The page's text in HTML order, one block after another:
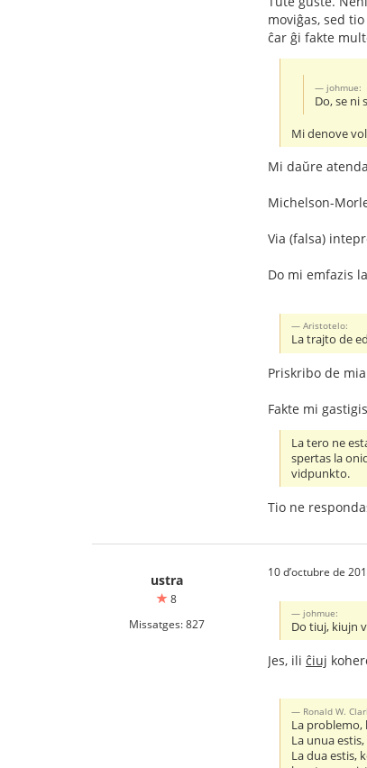
moviĝas, sed
ĉar ĝi fakte
johmue:
Do, se ni
Mi denove
Mi daŭre
Michelson-
Via (falsa)
Do mi emfazis
Aristotelo:
La trajto de
Priskribo de
Fakte mi
La tero ne
spertas la
vidpunkto.
Tio ne
ustra
8
Missatges: 827
10 d’octubre de
johmue:
Do tiuj, kiujn
Jes, ili ĉiuj
Ronald W.
La problemo,
La unua
La dua estis,